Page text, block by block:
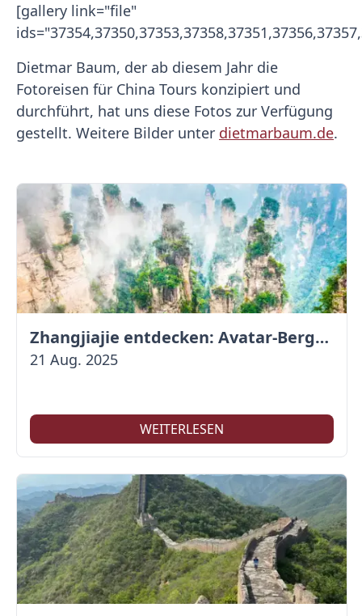
[gallery link="file"
Dietmar Baum, der ab diesem Jahr die
Fotoreisen für China Tours konzipiert und
durchführt, hat uns diese Fotos zur Verfügung
gestellt. Weitere Bilder unter dietmarbaum.de.
Zhangjiajie entdecken: Avatar-Berge & Altstadt von Fenghuang
21 Aug. 2025
WEITERLESEN